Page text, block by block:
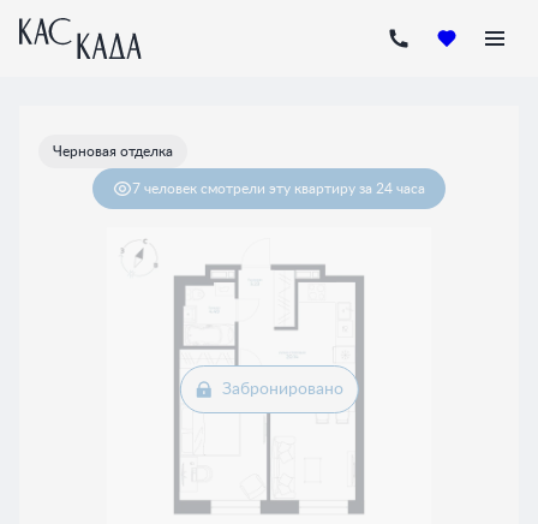
1-комнатная Цена по запросу
Черновая отделка
7 человек смотрели эту квартиру за 24 часа
Забронировано